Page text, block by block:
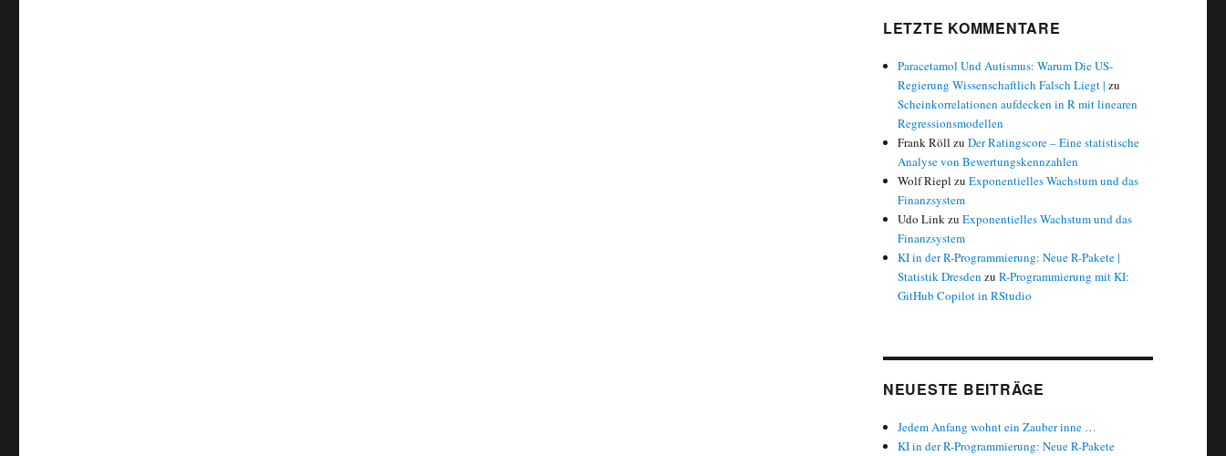
LETZTE KOMMENTARE
Paracetamol Und Autismus: Warum Die US-
Regierung Wissenschaftlich Falsch Liegt | zu
Scheinkorrelationen aufdecken in R mit linearen
Regressionsmodellen
Frank Röll zuDer Ratingscore – Eine statistische
Analyse von Bewertungskennzahlen
Wolf Riepl zuExponentielles Wachstum und das
Finanzsystem
Udo LinkzuExponentielles Wachstum und das
Finanzsystem
KI in der R-Programmierung: Neue R-Pakete |
Statistik Dresden zuR-Programmierung mit KI:
GitHub Copilot in RStudio
NEUESTE BEITRÄGE
Jedem Anfang wohnt ein Zauber inne …
KI in der R-Programmierung: Neue R-Pakete